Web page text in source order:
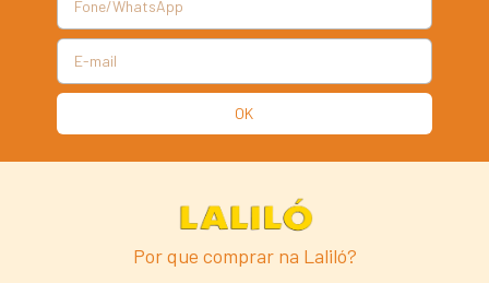
Por que comprar na Laliló?